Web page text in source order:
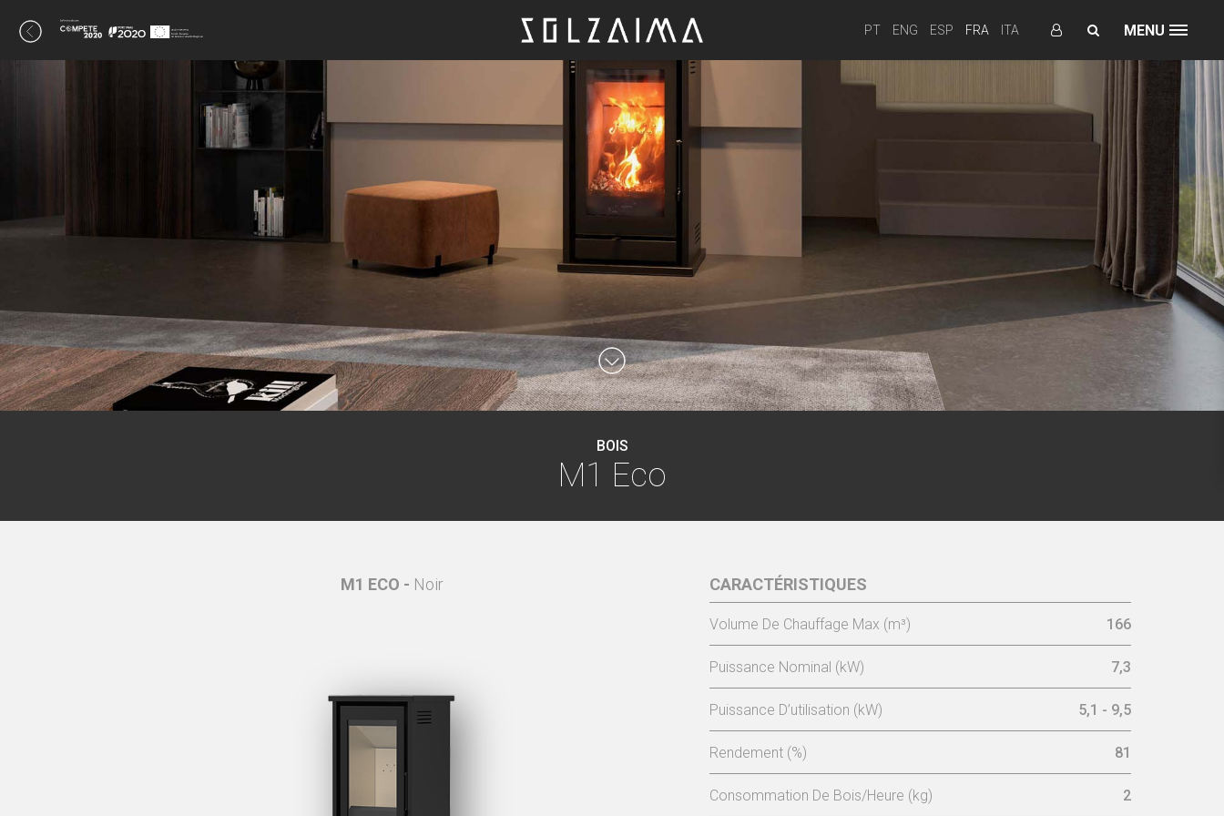
PT ENG ESP FRA ITA MENU
BOIS
M1 Eco
M1 ECO - Noir CARACTÉRISTIQUES
Volume De Chauffage Max (m³) 166
Puissance Nominal (kW) 7,3
Puissance D’utilisation (kW) 5,1 - 9,5
Rendement (%) 81
Consommation De Bois/Heure (kg) 2